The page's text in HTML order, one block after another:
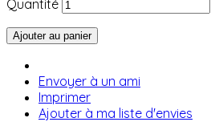
Quantité
Ajouter au panier
Envoyer à un ami
Imprimer
Ajouter à ma liste d'envies